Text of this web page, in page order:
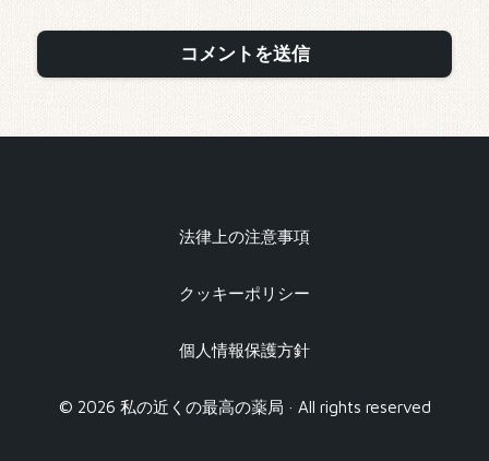
法律上の注意事項
クッキーポリシー
個人情報保護方針
© 2026 私の近くの最高の薬局 · All rights reserved